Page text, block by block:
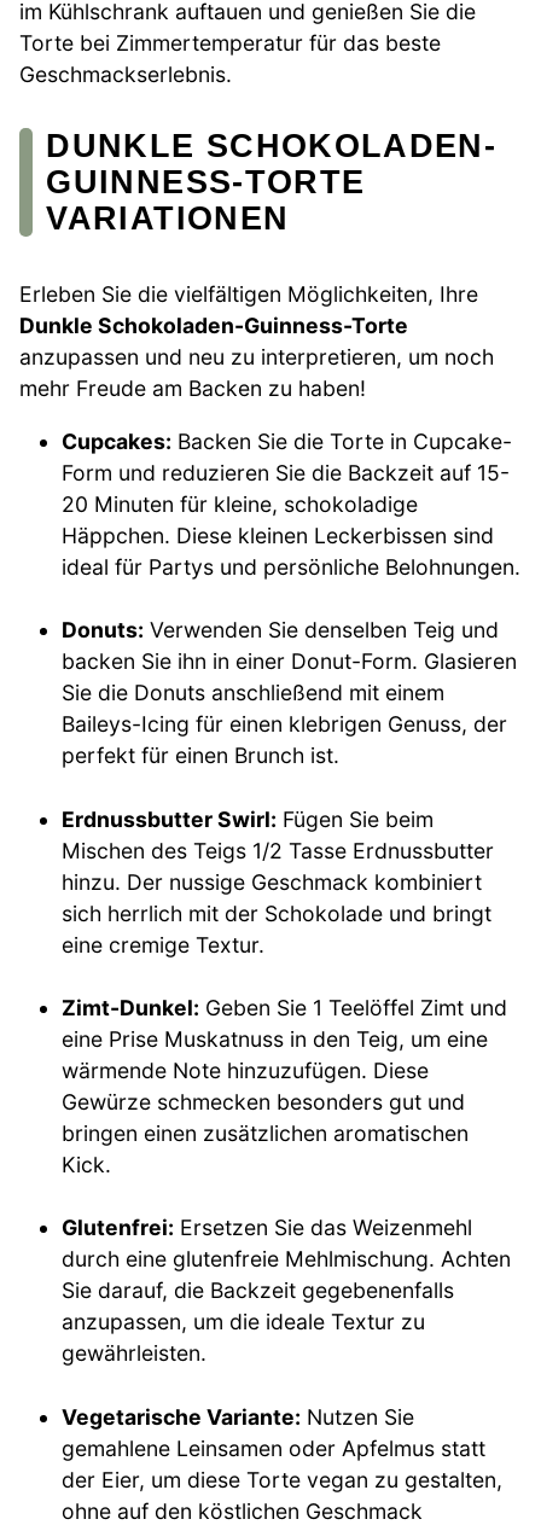
im Kühlschrank auftauen und genießen Sie die
Torte bei Zimmertemperatur für das beste
Geschmackserlebnis.
DUNKLE SCHOKOLADEN-
GUINNESS-TORTE
VARIATIONEN
Erleben Sie die vielfältigen Möglichkeiten, Ihre
Dunkle Schokoladen-Guinness-Torte
anzupassen und neu zu interpretieren, um noch
mehr Freude am Backen zu haben!
Cupcakes: Backen Sie die Torte in Cupcake-
Form und reduzieren Sie die Backzeit auf 15-
20 Minuten für kleine, schokoladige
Häppchen. Diese kleinen Leckerbissen sind
ideal für Partys und persönliche Belohnungen.
Donuts: Verwenden Sie denselben Teig und
backen Sie ihn in einer Donut-Form. Glasieren
Sie die Donuts anschließend mit einem
Baileys-Icing für einen klebrigen Genuss, der
perfekt für einen Brunch ist.
Erdnussbutter Swirl: Fügen Sie beim
Mischen des Teigs 1/2 Tasse Erdnussbutter
hinzu. Der nussige Geschmack kombiniert
sich herrlich mit der Schokolade und bringt
eine cremige Textur.
Zimt-Dunkel: Geben Sie 1 Teelöffel Zimt und
eine Prise Muskatnuss in den Teig, um eine
wärmende Note hinzuzufügen. Diese
Gewürze schmecken besonders gut und
bringen einen zusätzlichen aromatischen
Kick.
Glutenfrei: Ersetzen Sie das Weizenmehl
durch eine glutenfreie Mehlmischung. Achten
Sie darauf, die Backzeit gegebenenfalls
anzupassen, um die ideale Textur zu
gewährleisten.
Vegetarische Variante: Nutzen Sie
gemahlene Leinsamen oder Apfelmus statt
der Eier, um diese Torte vegan zu gestalten,
ohne auf den köstlichen Geschmack